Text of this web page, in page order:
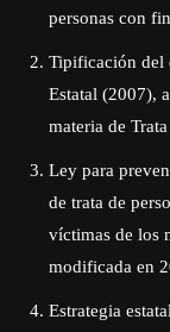
personas con
Tipificación del
Estatal (2007),
materia de Trata
Ley para
de trata de
víctimas de los
modificada en
Estrategia